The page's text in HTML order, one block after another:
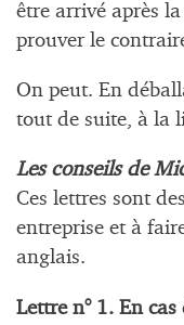
être arrivé après
prouver le
On peut. En
tout de suite, à la
Les conseils de
Ces lettres sont
entreprise et à
anglais.
Lettre n° 1. En